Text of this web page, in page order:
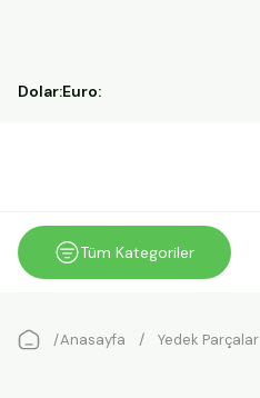
Dolar:Euro:
Tüm Kategoriler
Anasayfa Yedek Parçalar